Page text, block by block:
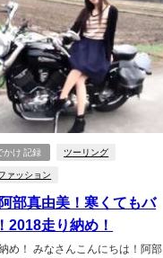
かけ 記録 ツーリング
ァッション
部真由美！寒くてもバ
2018走り納め！
め！ みなさんこんにちは！阿部